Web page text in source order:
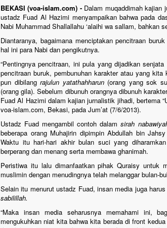
BEKASI (voa-islam.com) -Dalam muqaddimah kajian
ustadz Fuad Al Hazimi menyampaikan bahwa pada
Nabi Muhammad Shallallahu ‘alaihi wa sallam, bahkan
Diantaranya, bagaimana menciptakan pencitraan
hal ini para Nabi dan pengikutnya.
“Pentingnya pencitraan, ini pula yang dijadikan
pencitraan buruk, pembunuhan karakter atau yang
pun dibilangrajulun yatathahharun(orang yang sok
(orang gila). Sebelum dibunuh orangnya dibunuh
Fuad Al Hazimi dalam kajian jurnalistik jihadi, bertema
voa-islam.com, Bekasi, pada Jum’at (7/6/2013).
Ustadz Fuad mengambil contoh dalamsirah
beberapa orang Muhajirin dipimpin Abdullah bin
Waktu itu hari-hari akhir bulan suci yang
berperang dan menang serta membawa ghanimah.
Peristiwa itu lalu dimanfaatkan pihak Quraisy untuk
muslimin dengan menudingnya telah melanggar bulan-
Selain itu menurut ustadz Fuad, insan media juga
sabilillah.
“Maka insan media seharusnya memahami ini,
mengukuhkan niat kita bahwa kita berada di front